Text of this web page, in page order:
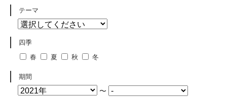
テーマ
四季
春
夏 秋 冬
期間
〜